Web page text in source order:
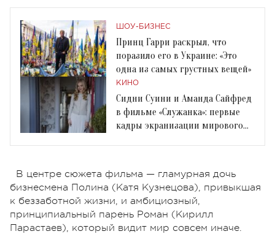
ШОУ-БИЗНЕС
Принц Гарри раскрыл, что
поразило его в Украине: «Это
одна из самых грустных вещей»
КИНО
Сидни Суини и Аманда Сайфред
в фильме «Служанка»: первые
кадры экранизации мирового
В центре сюжета фильма — гламурная дочь
бизнесмена Полина (Катя Кузнецова), привыкшая
к беззаботной жизни, и амбициозный,
принципиальный парень Роман (Кирилл
Парастаев), который видит мир совсем иначе.